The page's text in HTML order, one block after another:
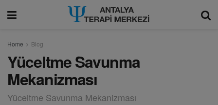
Home Blog
Yüceltme Savunma
Mekanizması
Yüceltme Savunma Mekanizması
modal-check